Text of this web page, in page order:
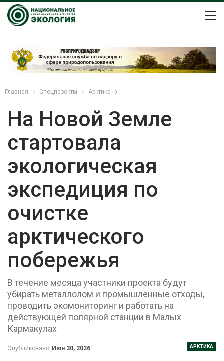
Главная Спецпроекты Арктика
На Новой Земле
стартовала
экологическая
экспедиция по
очистке
арктического
побережья
В течение месяца участники проекта будут
убирать металлолом и промышленные отходы,
проводить экомониторинг и работать на
действующей полярной станции в Малых
Кармакулах
АРКТИКА
Опубликовано Июн 30, 2026